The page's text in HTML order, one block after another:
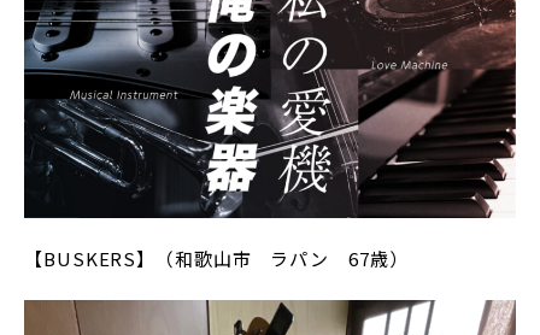
【BUSKERS】（和歌山市 ラパン 67歳）